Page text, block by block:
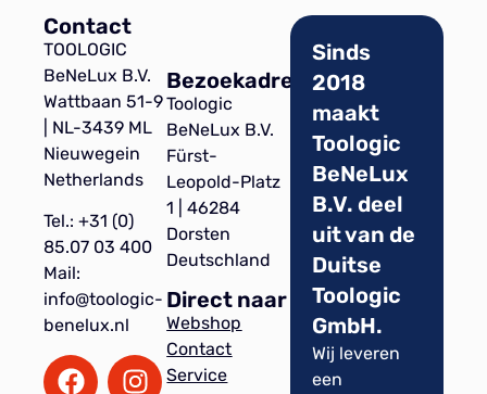
Contact
TOOLOGIC
BeNeLux B.V.
Wattbaan 51-9
| NL-3439 ML
Nieuwegein
Netherlands
Tel.: +31 (0)
85.07 03 400
Mail:
info@toologic-
benelux.nl
Bezoekadres
Toologic
BeNeLux B.V.
Fürst-
Leopold-Platz
1 | 46284
Dorsten
Deutschland
Direct naar
Webshop
Contact
Service
Sinds
2018
maakt
Toologic
BeNeLux
B.V. deel
uit van de
Duitse
Toologic
GmbH.
Wij leveren
een